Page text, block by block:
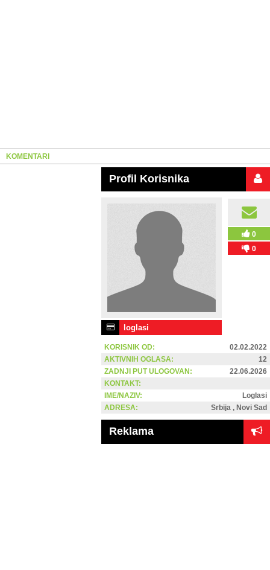
KOMENTARI
Profil Korisnika
loglasi
0
0
KORISNIK OD:
02.02.2022
AKTIVNIH OGLASA:
12
ZADNJI PUT ULOGOVAN:
22.06.2026
KONTAKT:
IME/NAZIV:
Loglasi
ADRESA:
Srbija , Novi Sad
Reklama